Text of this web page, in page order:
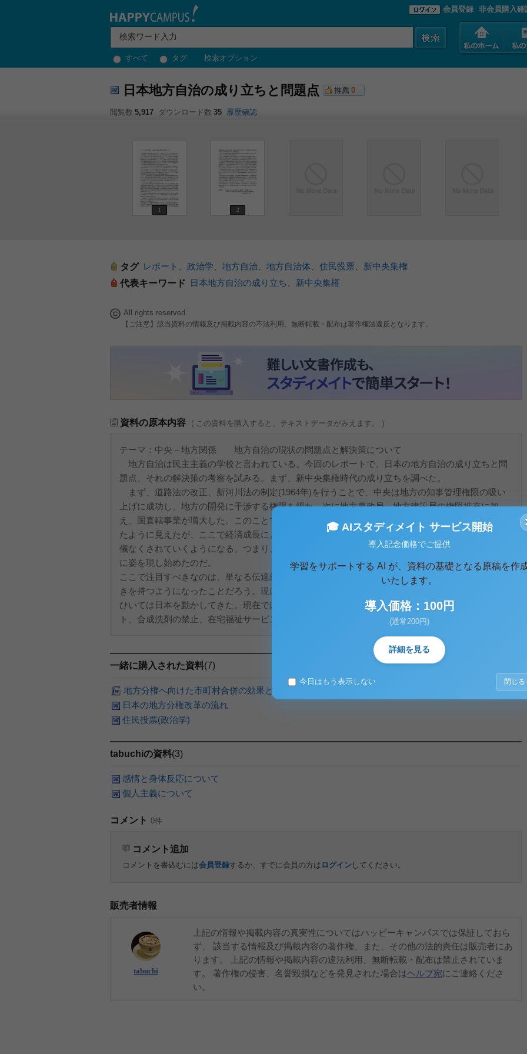
すべて タグ 検索オプション
会員登録 非会員購入確
日本地方自治の成り立ちと問題点 推薦 0
閲覧数 5,917 ダウンロード数 35 履歴確認
1 2
タグ レポート 政治学 地方自治 地方自治体 住民投票
新中央集権
代表キーワード 日本地方自治の成り立ち 新中央集権
All rights reserved.
【ご注意】該当資料の情報及び掲載内容の不法利用、無断転載・配布は著作権法違反となります。
資料の原本内容 ( この資料を購入すると、テキストデータがみえます。 )
テーマ：中央－地方関係 地方自治の現状の問題点と解決策について
地方自治は民主主義の学校と言われている。今回のレポートで、日本の地方自治の成り立ちと問
題点、それの解決策の考察を試みる。まず、新中央集権時代の成り立ちを調べた。
まず、道路法の改正、新河川法の制定(1964年)を行うことで、中央は地方の知事管理権限の吸い
上げに成功し、地方の開発に干渉する権限を得た。次に地方農政局、地方建設局の権限拡充に加
え、国直轄事業が増大した。このことで戦前からの中央―地方間の主従とも呼べる関係が強化され
たように見えたが、ここで経済成長による利益集団の噴出が進行し、多元的な政治過程の形成が余
儀なくされていくようになる。つまり、行政過程において、地方自治体が各地域の利益を守るため
に姿を現し始めたのだ。
ここで注目すべきなのは、単なる伝達組織の末端であった地方自治体が、利益集団として独自の働
きを持つようになったことだろう。現に、利益を重視するものならではの視点が、これまで地域、
ひいては日本を動かしてきた。現在では当たり前のものとして受け止められている環境アセスメン
ト、合成洗剤の禁止、在宅福祉サービス、...
一緒に購入された資料(7)
地方分権へ向けた市町村合併の効果と課題
日本の地方分権改革の流れ
住民投票(政治学)
tabuchiの資料(3)
感情と身体反応について
個人主義について
コメント 0件
コメント追加
コメントを書込むには会員登録するか、すでに会員の方は ログイン してください。
販売者情報
tabuchi
上記の情報や掲載内容の真実性についてはハッピーキャンパスでは保証しておら
ず、 該当する情報及び掲載内容の著作権、また、その他の法的責任は販売者にあ
ります。 上記の情報や掲載内容の違法利用、無断転載・配布は禁止されていま
す。 著作権の侵害、名誉毀損などを発見された場合はヘルプ宛にご連絡くださ
い。
🎓 AIスタディメイト サービス開始
導入記念価格でご提供
学習をサポートする AI が、資料の基礎となる原稿を作
いたします。
導入価格：100円
(通常200円)
詳細を見る
今日はもう表示しない 閉じる